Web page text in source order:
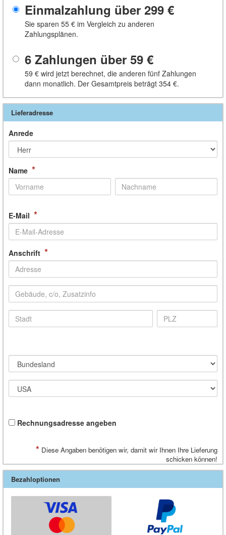
Einmalzahlung über 299 €
Sie sparen 55 € im Vergleich zu anderen
Zahlungsplänen.
6 Zahlungen über 59 €
59 € wird jetzt berechnet, die anderen fünf Zahlungen
dann monatlich. Der Gesamtpreis beträgt 354 €.
Lieferadresse
Anrede
Name *
E-Mail *
Anschrift *
Rechnungsadresse angeben
* Diese Angaben benötigen wir, damit wir Ihnen Ihre Lieferung
schicken können!
Bezahloptionen